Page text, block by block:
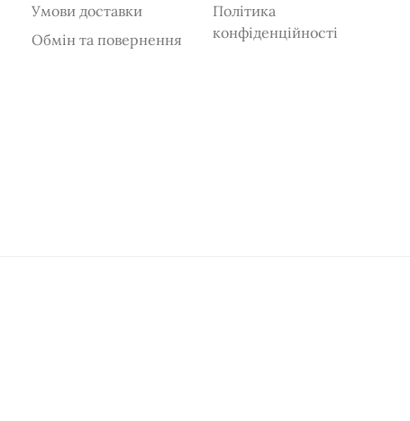
Умови доставки
Обмін та повернення
Політика
конфіденційності